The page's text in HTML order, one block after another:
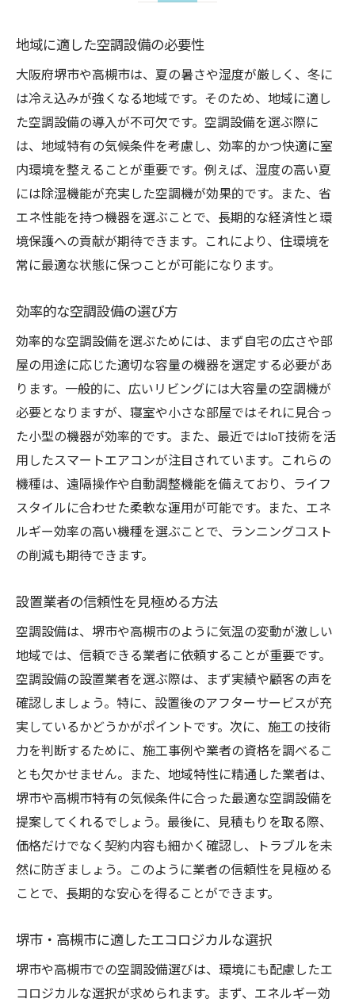
信頼できる業者を選ぶためのチェックポイ
ント
実績と評判から見る業者の選び方
技術力の高さを見極める方法
アフターサービスの充実度を確認する
地域特性に応じた業者選びのコツ
トラブルを未然に防ぐための業者選び
空調設備の重要性を理解し大阪府堺市・高槻市
でベストなサービスを見つける方法
空調設備がもたらす健康効果
季節に応じた設備選びのポイント
環境に優しい選択が重要な理由
プロのアドバイスを活用した選び方
消費者の声から学ぶ最適な空調設備
初期投資と長期的な効果のバランス
地域特性に基づく空調設備選び大阪府堺市・高
槻市での成功事例
地域別の気候に適した設備選び
成功事例から学ぶ空調設備の効果
地元で支持される理由を探る
持続可能な生活を支える空調設備
地域密着型サービスの利点
空調設備選びで失敗しないためのヒント大阪府
堺市・高槻市の実例から学ぶ
よくある失敗例とその回避策
先輩ユーザーから学ぶ成功のコツ
トラブルの原因とその対処法
コストパフォーマンスを重視する理由
地域でのサポート体制を確認する
自分に合った空調設備選びのために
大阪府堺市・高槻市での空調設備サービス選び
安心をもたらす専門家の視点
空調設備の進化に学ぶ新技術
専門家に相談するメリット
地域の専門家との連携による効果
地域に適した空調設備の必要性
大阪府堺市や高槻市は、夏の暑さや湿度が厳しく、冬に
は冷え込みが強くなる地域です。そのため、地域に適し
た空調設備の導入が不可欠です。空調設備を選ぶ際に
は、地域特有の気候条件を考慮し、効率的かつ快適に室
内環境を整えることが重要です。例えば、湿度の高い夏
には除湿機能が充実した空調機が効果的です。また、省
エネ性能を持つ機器を選ぶことで、長期的な経済性と環
境保護への貢献が期待できます。これにより、住環境を
常に最適な状態に保つことが可能になります。
効率的な空調設備の選び方
効率的な空調設備を選ぶためには、まず自宅の広さや部
屋の用途に応じた適切な容量の機器を選定する必要があ
ります。一般的に、広いリビングには大容量の空調機が
必要となりますが、寝室や小さな部屋ではそれに見合っ
た小型の機器が効率的です。また、最近ではIoT技術を活
用したスマートエアコンが注目されています。これらの
機種は、遠隔操作や自動調整機能を備えており、ライフ
スタイルに合わせた柔軟な運用が可能です。また、エネ
ルギー効率の高い機種を選ぶことで、ランニングコスト
の削減も期待できます。
設置業者の信頼性を見極める方法
空調設備は、堺市や高槻市のように気温の変動が激しい
地域では、信頼できる業者に依頼することが重要です。
空調設備の設置業者を選ぶ際は、まず実績や顧客の声を
確認しましょう。特に、設置後のアフターサービスが充
実しているかどうかがポイントです。次に、施工の技術
力を判断するために、施工事例や業者の資格を調べるこ
とも欠かせません。また、地域特性に精通した業者は、
堺市や高槻市特有の気候条件に合った最適な空調設備を
提案してくれるでしょう。最後に、見積もりを取る際、
価格だけでなく契約内容も細かく確認し、トラブルを未
然に防ぎましょう。このように業者の信頼性を見極める
ことで、長期的な安心を得ることができます。
堺市・高槻市に適したエコロジカルな選択
堺市や高槻市での空調設備選びは、環境にも配慮したエ
コロジカルな選択が求められます。まず、エネルギー効